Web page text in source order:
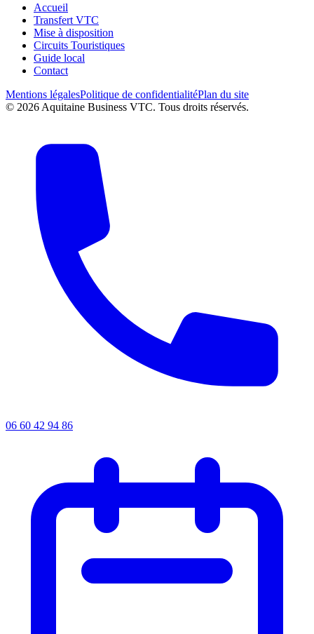
Accueil
Transfert VTC
Mise à disposition
Circuits Touristiques
Guide local
Contact
Mentions légalesPolitique de confidentialitéPlan du site
© 2026 Aquitaine Business VTC. Tous droits réservés.
06 60 42 94 86